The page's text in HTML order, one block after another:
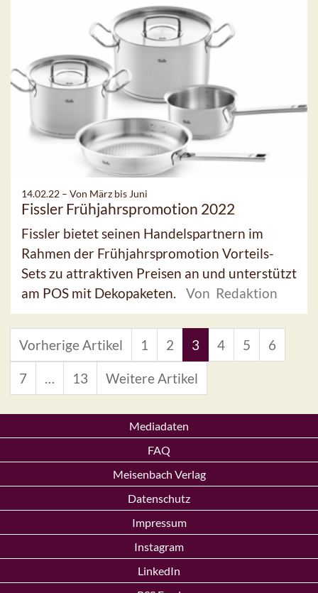
14.02.22 – Von März bis Juni
Fissler Frühjahrspromotion 2022
Fissler bietet seinen Handelspartnern im
Rahmen der Frühjahrspromotion Vorteils-
Sets zu attraktiven Preisen an und unterstützt
am POS mit Dekopaketen.
Von Redaktion
Vorherige Artikel 1 2 3 4 5 6
7 … 13 Weitere Artikel
Mediadaten
FAQ
Meisenbach Verlag
Datenschutz
Impressum
Instagram
LinkedIn